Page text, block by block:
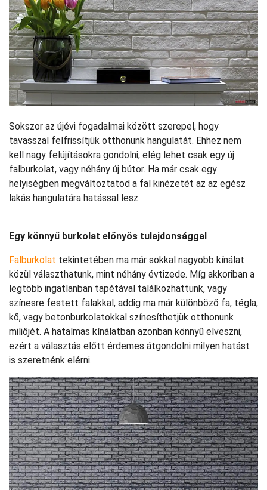
Sokszor az újévi fogadalmai között szerepel, hogy
tavasszal felfrissítjük otthonunk hangulatát. Ehhez nem
kell nagy felújításokra gondolni, elég lehet csak egy új
falburkolat, vagy néhány új bútor. Ha már csak egy
helyiségben megváltoztatod a fal kinézetét az az egész
lakás hangulatára hatással lesz.
Egy könnyű burkolat előnyös tulajdonsággal
Falburkolat tekintetében ma már sokkal nagyobb kínálat
közül választhatunk, mint néhány évtizede. Míg akkoriban a
legtöbb ingatlanban tapétával találkozhattunk, vagy
színesre festett falakkal, addig ma már különböző fa, tégla,
kő, vagy betonburkolatokkal színesíthetjük otthonunk
miliőjét. A hatalmas kínálatban azonban könnyű elveszni,
ezért a választás előtt érdemes átgondolni milyen hatást
is szeretnénk elérni.